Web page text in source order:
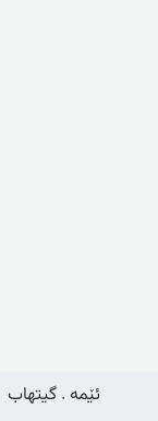
ئێمە . گیتهاب